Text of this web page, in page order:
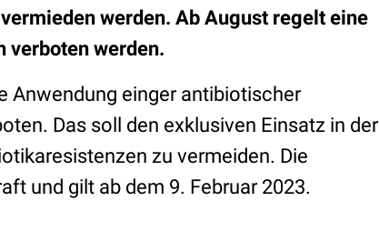
werden. Ab August regelt eine
verboten werden.
Anwendung einger antibiotischer
Das soll den exklusiven Einsatz in der
zu vermeiden. Die
und gilt ab dem 9. Februar 2023.